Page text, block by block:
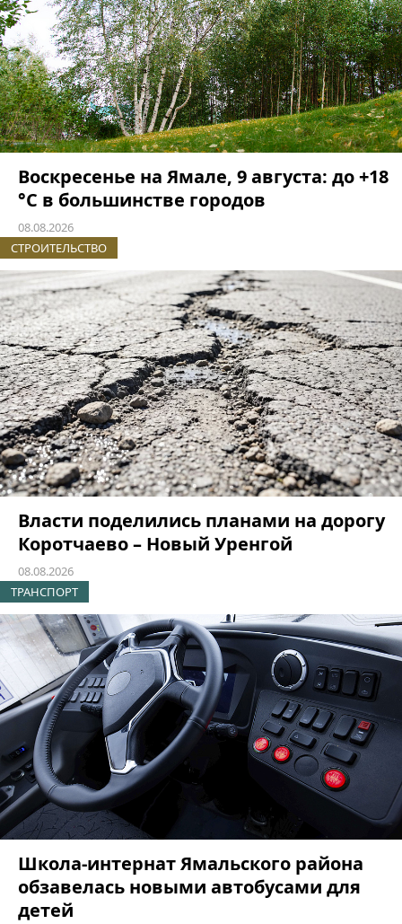
Воскресенье на Ямале, 9 августа: до +18
°C в большинстве городов
08.08.2026
СТРОИТЕЛЬСТВО
Власти поделились планами на дорогу
Коротчаево – Новый Уренгой
08.08.2026
ТРАНСПОРТ
Школа-интернат Ямальского района
обзавелась новыми автобусами для
детей